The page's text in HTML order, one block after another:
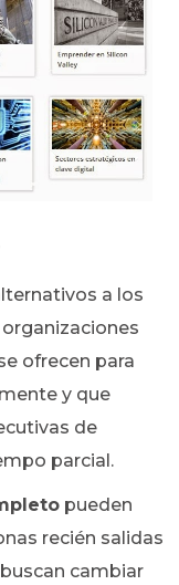
a los
ofrecen para
y que
de
parcial.
pueden
recién salidas
cambiar